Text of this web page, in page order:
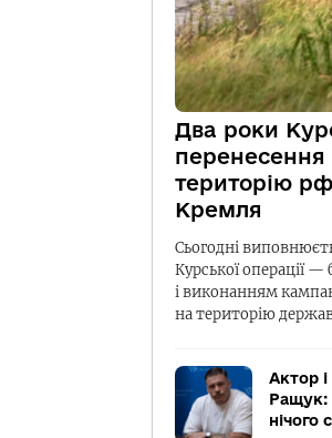
Два роки
перенесення
територію
Кремля
Сьогодні
Курської операції
і виконанням
на територію
Актор
Ращук:
нічого